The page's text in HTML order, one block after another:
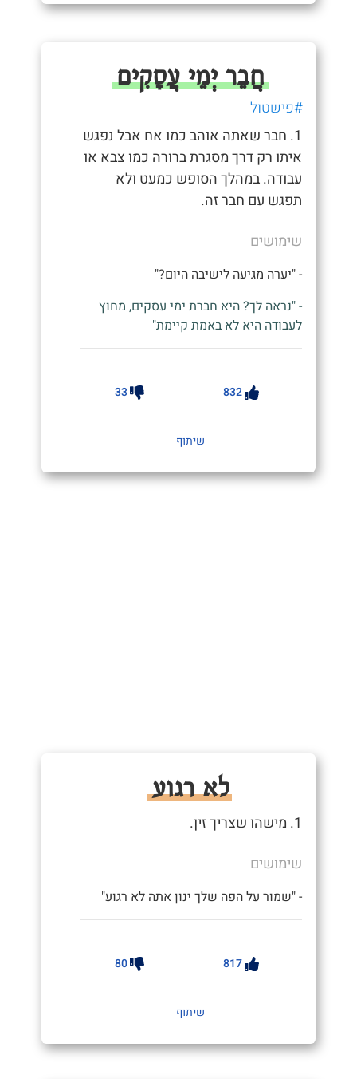
חֲבֵר יְמֵי עֲסָקִים
#פישטול
1. חבר שאתה אוהב כמו אח אבל נפגש
איתו רק דרך מסגרת ברורה כמו צבא או
עבודה. במהלך הסופש כמעט ולא
תפגש עם חבר זה.
שימושים
- "יערה מגיעה לישיבה היום?"
- "נראה לך? היא חברת ימי עסקים, מחוץ
לעבודה היא לא באמת קיימת"
832
33
שיתוף
לא רגוע
1. מישהו שצריך זין.
שימושים
- "שמור על הפה שלך ינון אתה לא רגוע"
817
80
שיתוף